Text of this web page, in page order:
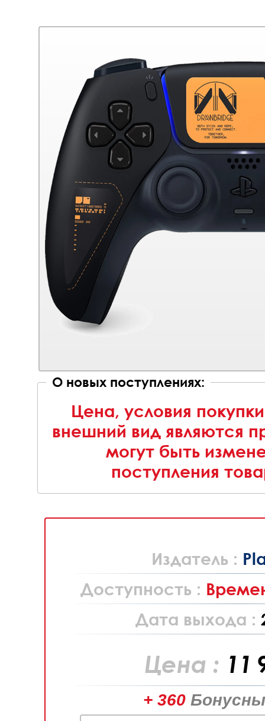
О новых поступлениях:
Цена, условия
внешний вид являются
могут быть
поступления
Издатель :
Доступность :
Дата выхода :
Цена : 11
+ 360